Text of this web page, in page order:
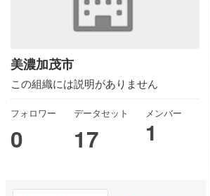
美濃加茂市
この組織には説明がありません
フォロワー
0
データセット
17
メンバー
1